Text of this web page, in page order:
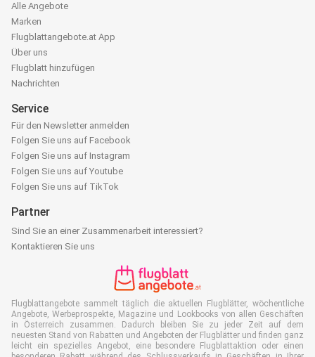
Alle Angebote
Marken
Flugblattangebote.at App
Über uns
Flugblatt hinzufügen
Nachrichten
Service
Für den Newsletter anmelden
Folgen Sie uns auf Facebook
Folgen Sie uns auf Instagram
Folgen Sie uns auf Youtube
Folgen Sie uns auf TikTok
Partner
Sind Sie an einer Zusammenarbeit interessiert?
Kontaktieren Sie uns
Flugblattangebote sammelt täglich die aktuellen Flugblätter, wöchentliche
Angebote, Werbeprospekte, Magazine und Lookbooks von allen Geschäften
in Österreich zusammen. Dadurch bleiben Sie zu jeder Zeit auf dem
neuesten Stand von Rabatten und Angeboten der Flugblätter und finden ganz
leicht ein spezielles Angebot, eine besondere Flugblattaktion oder einen